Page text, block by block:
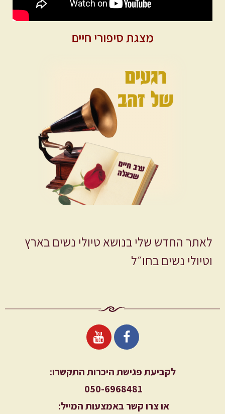
מצגת סיפורי חיים
לאתר החדש שלי בנושא טיולי נשים בארץ
וטיולי נשים בחו״ל
לקביעת פגישת היכרות התקשרו:
050-6968481
או צרו קשר באמצעות המייל: